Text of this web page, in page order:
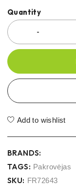
Quantity
Add to wishlist
BRANDS:
TAGS: Pakrovėjas
SKU: FR72643